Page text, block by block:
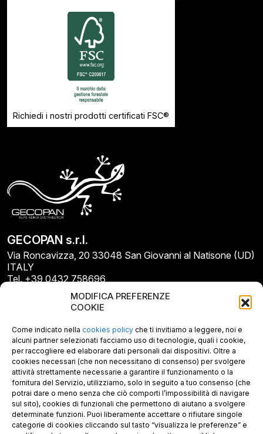
MODIFICA PREFERENZE
COOKIE
Come indicato nella cookies policy che ti invitiamo a leggere, noi e
alcuni partner selezionati facciamo uso di tecnologie, quali i cookie,
per raccogliere ed elaborare dati personali dai dispositivi. Oltre a
cookies necessari (che non necessitano di consenso) per svolgere
attività strettamente necessarie a garantire il funzionamento o la
fornitura del Servizio, utilizziamo, solo in seguito a tuo consenso (che
potrai dare o meno senza che ciò comporti l’impossibilità di navigare
sul sito), cookies di funzionali che permettono di aiutano a svolgere
determinate funzioni. Puoi liberamente accettare o rifiutare singole
categorie di cookies cliccando sul tasto “visualizza le preferenze” e
Richiedi i nostri prodotti certificati FSC®
GECOPAN s.r.l.
Via Roncavizza, 20 33048 San Giovanni al Natisone (UD)
ITALY
Tel. +39 0432 758696
E-mail: info@gecopan.it
E-mail PEC: gecopan@pec.it
P.I. E C.F. 02487660306
N. REA UD 264834
Capitale sociale € 30.000